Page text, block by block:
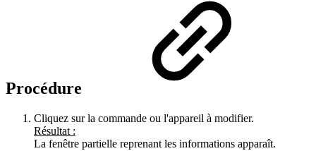
Procédure
Cliquez sur la commande ou l'appareil à modifier.
Résultat :
La fenêtre partielle reprenant les informations apparaît.